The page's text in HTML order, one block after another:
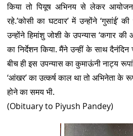
किया तो पियूष अभिनय से लेकर
रहे.’कोसी का घटवार’ में उन्होंने ‘गुसांई’
उन्होंने हिमांशु जोशी के उपन्यास ‘कगार
का निर्देशन किया. मैंने उन्हीं के साथ दैनंदिन
बीच ही इस उपन्यास का कुमाऊंनी नाट्य
‘आंखर’ का उत्कर्ष काल था तो अभिनेता के
होने का समय भी.
(Obituary to Piyush Pandey)